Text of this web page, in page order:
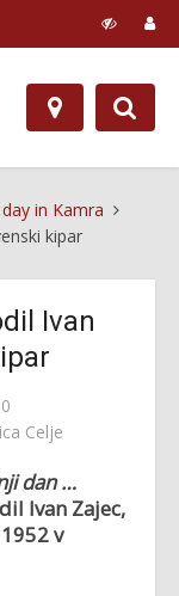
in Kamra
kipar
Ivan
Celje
dan …
Ivan Zajec,
v